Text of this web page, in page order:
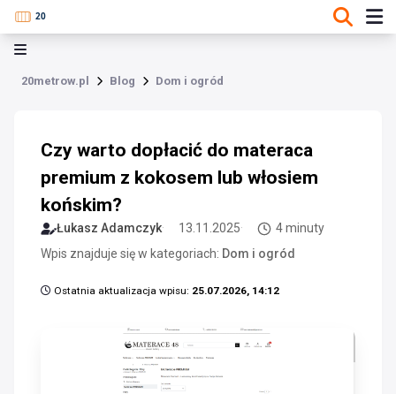
20metrow.pl Blog Dom i ogród
Czy warto dopłacić do materaca
premium z kokosem lub włosiem
końskim?
Łukasz Adamczyk 13.11.2025
4 minuty
Wpis znajduje się w kategoriach: Dom i ogród
Ostatnia aktualizacja wpisu: 25.07.2026, 14:12